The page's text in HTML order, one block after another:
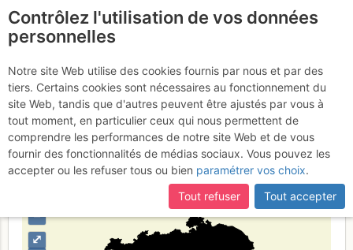
Svizzera
Type de région pays
⤢
–
Contrôlez l'utilisation de vos données
personnelles
Notre site Web utilise des cookies fournis par nous et par des
tiers. Certains cookies sont nécessaires au fonctionnement du
site Web, tandis que d'autres peuvent être ajustés par vous à
tout moment, en particulier ceux qui nous permettent de
comprendre les performances de notre site Web et de vous
fournir des fonctionnalités de médias sociaux. Vous pouvez les
accepter ou les refuser tous ou bien paramétrer vos choix.
Tout refuser
Tout accepter